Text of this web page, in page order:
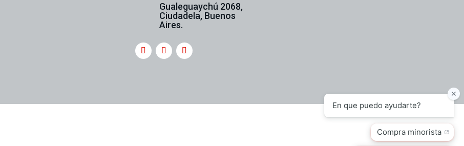
Gualeguaychú 2068,
Ciudadela, Buenos
Aires.